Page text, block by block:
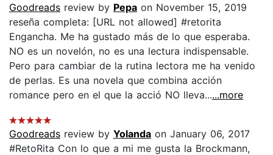
Goodreads review by Pepa on November 15, 2019
reseña completa: [URL not allowed] #retorita
Engancha. Me ha gustado más de lo que esperaba.
NO es un novelón, no es una lectura indispensable.
Pero para cambiar de la rutina lectora me ha venido
de perlas. Es una novela que combina acción
romance pero en el que la acció NO lleva......more
Goodreads review by Yolanda on January 06, 2017
#RetoRita Con lo que a mi me gusta la Brockmann,